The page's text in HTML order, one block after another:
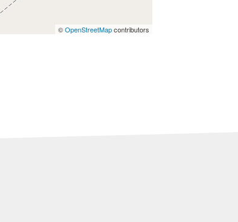
©OpenStreetMapcontributors